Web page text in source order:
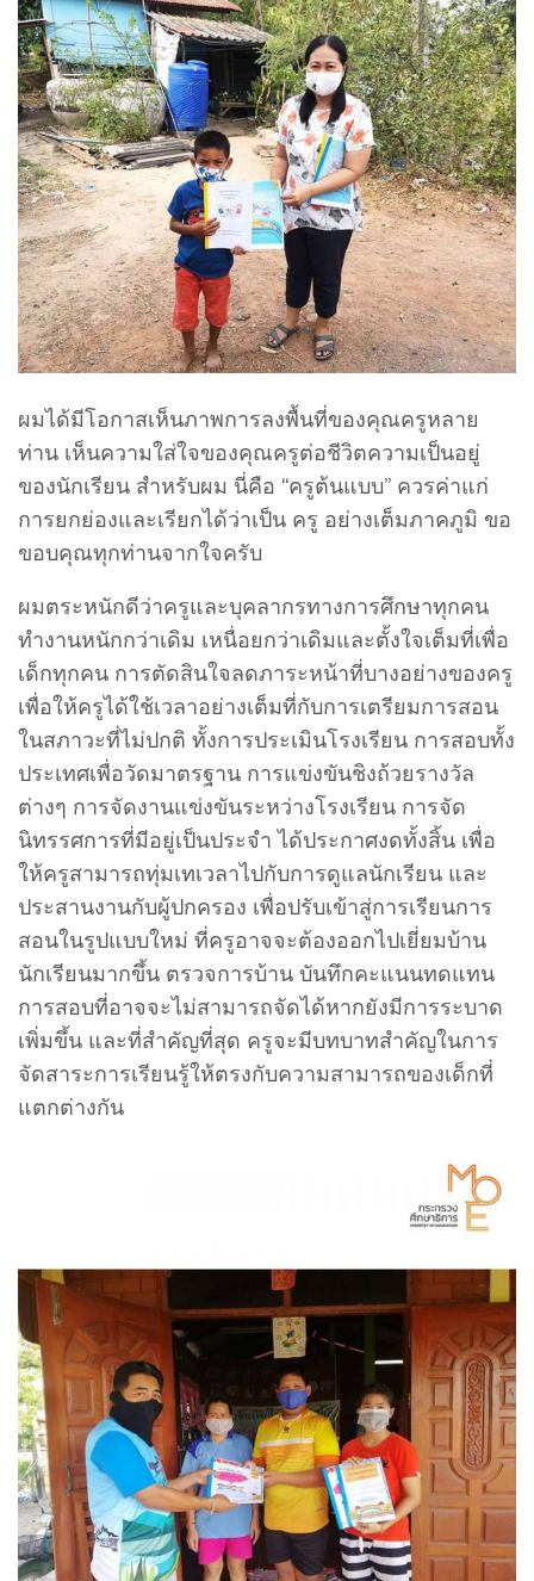
ผมได้มีโอกาสเห็นภาพการลงพื้นที่ของคุณครูหลาย
ท่าน เห็นความใส่ใจของคุณครูต่อชีวิตความเป็นอยู่
ของนักเรียน สำหรับผม นี่คือ “ครูต้นแบบ” ควรค่าแก่
การยกย่องและเรียกได้ว่าเป็น ครู อย่างเต็มภาคภูมิ ขอ
ขอบคุณทุกท่านจากใจครับ
ผมตระหนักดีว่าครูและบุคลากรทางการศึกษาทุกคน
ทำงานหนักกว่าเดิม เหนื่อยกว่าเดิมและตั้งใจเต็มที่เพื่อ
เด็กทุกคน การตัดสินใจลดภาระหน้าที่บางอย่างของครู
เพื่อให้ครูได้ใช้เวลาอย่างเต็มที่กับการเตรียมการสอน
ในสภาวะที่ไม่ปกติ ทั้งการประเมินโรงเรียน การสอบทั้ง
ประเทศเพื่อวัดมาตรฐาน การแข่งขันชิงถ้วยรางวัล
ต่างๆ การจัดงานแข่งขันระหว่างโรงเรียน การจัด
นิทรรศการที่มีอยู่เป็นประจำ ได้ประกาศงดทั้งสิ้น เพื่อ
ให้ครูสามารถทุ่มเทเวลาไปกับการดูแลนักเรียน และ
ประสานงานกับผู้ปกครอง เพื่อปรับเข้าสู่การเรียนการ
สอนในรูปแบบใหม่ ที่ครูอาจจะต้องออกไปเยี่ยมบ้าน
นักเรียนมากขึ้น ตรวจการบ้าน บันทึกคะแนนทดแทน
การสอบที่อาจจะไม่สามารถจัดได้หากยังมีการระบาด
เพิ่มขึ้น และที่สำคัญที่สุด ครูจะมีบทบาทสำคัญในการ
จัดสาระการเรียนรู้ให้ตรงกับความสามารถของเด็กที่
แตกต่างกัน